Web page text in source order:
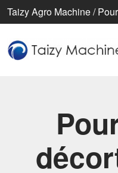
Taizy Agro Machine /